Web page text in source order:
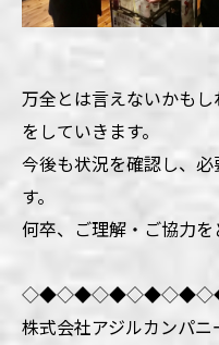
万全とは言えないかも
をしていきます。
今後も状況を確認し、
す。
何卒、ご理解・ご協力を
株式会社アジルカンパ